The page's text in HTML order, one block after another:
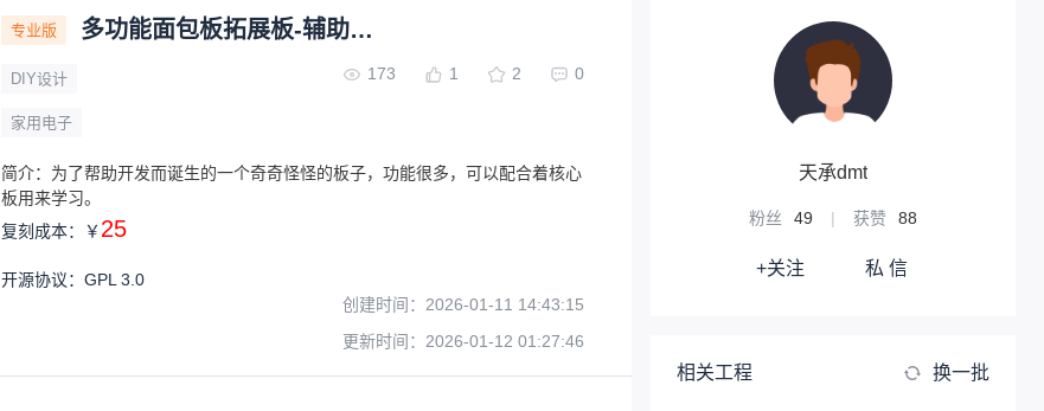
专业版 多功能面包板拓展板-辅助开发板
DIY设计
家用电子
173 1 2 0
简介： 为了帮助开发而诞生的一个奇奇怪怪的板子，功能很多，可以配合着核心
板用来学习。
复刻成本：
￥ 25
开源协议： GPL 3.0
创建时间： 2026-01-11 14:43:15
更新时间： 2026-01-12 01:27:46
天承dmt
粉丝 49 | 获赞 88
+关注 私 信
相关工程 换一批